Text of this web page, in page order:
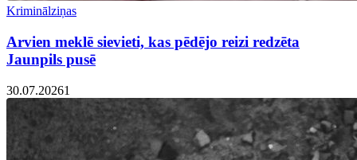
Kriminālziņas
Arvien meklē sievieti, kas pēdējo reizi redzēta
Jaunpils pusē
30.07.20261